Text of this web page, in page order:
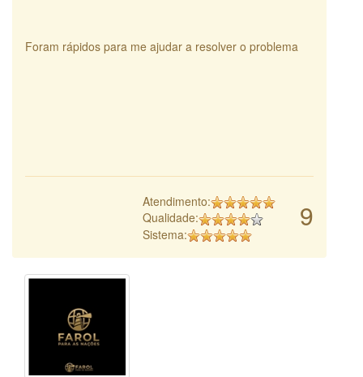
Foram rápidos para me ajudar a resolver o problema
9
Atendimento:
Qualidade:
Sistema: